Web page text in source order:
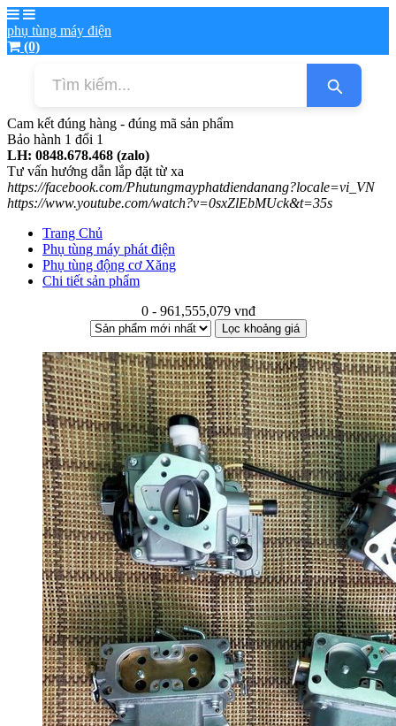
phụ tùng máy điện
(0)
Cam kết đúng hàng - đúng mã sản phẩm
Bảo hành 1 đổi 1
LH: 0848.678.468 (zalo)
Tư vấn hướng dẫn lắp đặt từ xa
https://facebook.com/Phutungmayphatdiendanang?locale=vi_VN
​https://www.youtube.com/watch?v=0sxZlEbMUck&t=35s
Trang Chủ
Phụ tùng máy phát điện
Phụ tùng động cơ Xăng
Chi tiết sản phẩm
0 - 961,555,079 vnđ
Lọc khoảng giá